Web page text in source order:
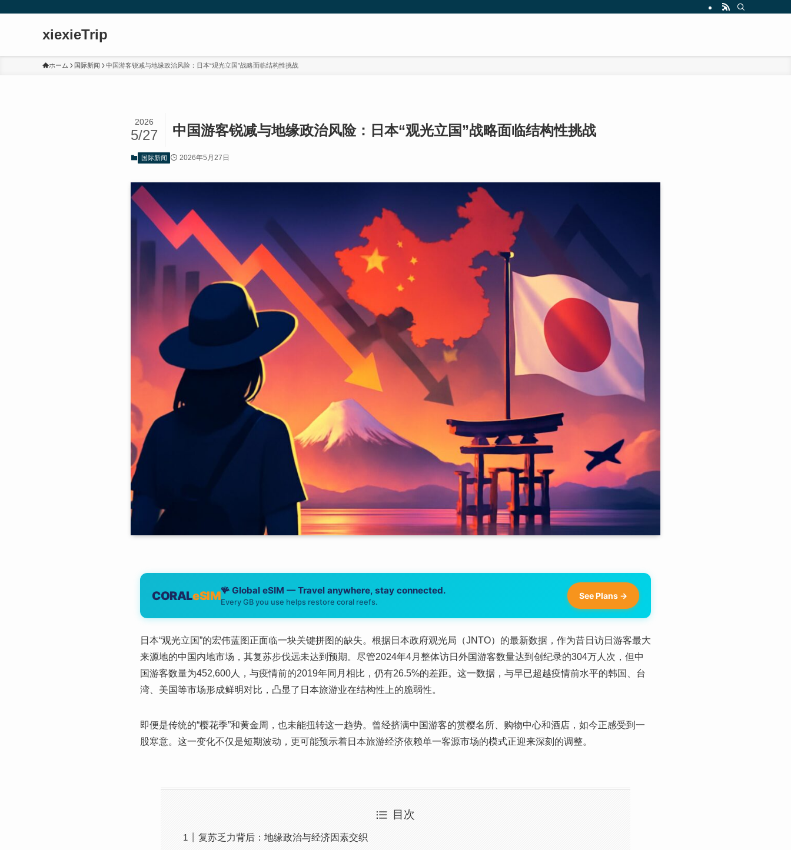
xiexieTrip
ホーム 国际新闻 中国游客锐减与地缘政治风险：日本“观光立国”战略面临结构性挑战
中国游客锐减与地缘政治风险：日本“观光立国”战略面临结构性挑战
2026
5/27
国际新闻 2026年5月27日
CORALeSIM🪸 Global eSIM — Travel anywhere, stay connected.
Every GB you use helps restore coral reefs.
See Plans →
日本“观光立国”的宏伟蓝图正面临一块关键拼图的缺失。根据日本政府观光局（JNTO）的最新数据，作为昔日访日游客最大
来源地的中国内地市场，其复苏步伐远未达到预期。尽管2024年4月整体访日外国游客数量达到创纪录的304万人次，但中
国游客数量为452,600人，与疫情前的2019年同月相比，仍有26.5%的差距。这一数据，与早已超越疫情前水平的韩国、台
湾、美国等市场形成鲜明对比，凸显了日本旅游业在结构性上的脆弱性。
即便是传统的“樱花季”和黄金周，也未能扭转这一趋势。曾经挤满中国游客的赏樱名所、购物中心和酒店，如今正感受到一
股寒意。这一变化不仅是短期波动，更可能预示着日本旅游经济依赖单一客源市场的模式正迎来深刻的调整。
目次
复苏乏力背后：地缘政治与经济因素交织